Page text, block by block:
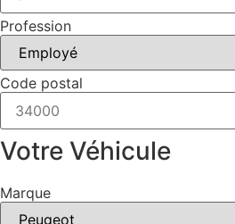
Profession
Code postal
Votre Véhicule
Marque